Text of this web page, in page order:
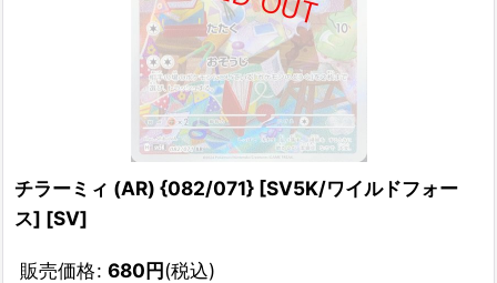
チラーミィ (AR) {082/071} [SV5K/ワイルドフォー
ス] [SV]
販売価格: 680円(税込)